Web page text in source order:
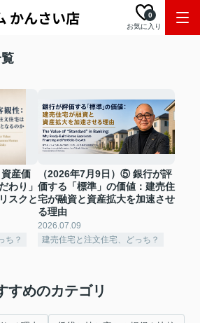
お気に入り
0
産価
わり」
スクと
ち？
（2026年7月9日）⑤ 銀行が評
価する「標準」の価値：建売住
宅が融資と資産拡大を加速させ
る理由
2026.07.09
建売住宅と注文住宅、どっち？
すめのカテゴリ